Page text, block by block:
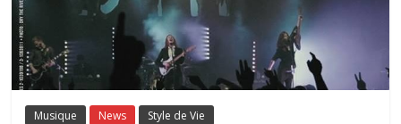
Musique News Style de Vie